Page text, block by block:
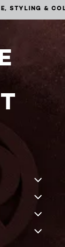
STYLING &